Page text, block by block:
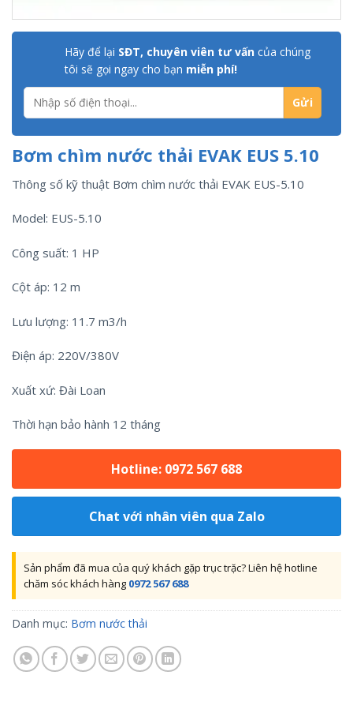
Hãy để lại SĐT, chuyên viên tư vấn của chúng
tôi sẽ gọi ngay cho bạn miễn phí!
Bơm chìm nước thải EVAK EUS 5.10
Thông số kỹ thuật Bơm chìm nước thải EVAK EUS-5.10
Model: EUS-5.10
Công suất: 1 HP
Cột áp: 12 m
Lưu lượng: 11.7 m3/h
Điện áp: 220V/380V
Xuất xứ: Đài Loan
Thời hạn bảo hành 12 tháng
Hotline: 0972 567 688
Chat với nhân viên qua Zalo
Sản phẩm đã mua của quý khách gặp trục trặc? Liên hệ hotline
chăm sóc khách hàng 0972 567 688
Danh mục: Bơm nước thải